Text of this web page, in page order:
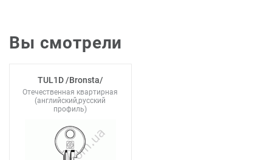
Вы смотрели
TUL1D /Bronsta/
Отечественная квартирная
(английский,русский
профиль)